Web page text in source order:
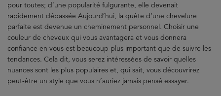
pour toutes; d’une popularité fulgurante, elle devenait
rapidement dépassée Aujourd’hui, la quête d’une chevelure
parfaite est devenue un cheminement personnel. Choisir une
couleur de cheveux qui vous avantagera et vous donnera
confiance en vous est beaucoup plus important que de suivre les
tendances. Cela dit, vous serez intéressées de savoir quelles
nuances sont les plus populaires et, qui sait, vous découvrirez
peut-être un style que vous n’auriez jamais pensé essayer.